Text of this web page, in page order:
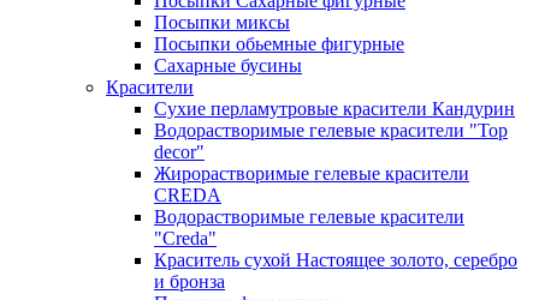
Посыпки миксы
Посыпки обьемные фигурные
Сахарные бусины
Красители
Сухие перламутровые красители Кандурин
Водорастворимые гелевые красители "Top
decor"
Жирорастворимые гелевые красители
CREDA
Водорастворимые гелевые красители
"Creda"
Краситель сухой Настоящее золото, серебро
и бронза